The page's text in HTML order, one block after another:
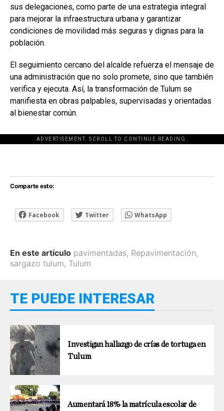
sus delegaciones, como parte de una estrategia integral
para mejorar la infraestructura urbana y garantizar
condiciones de movilidad más seguras y dignas para la
población.
El seguimiento cercano del alcalde refuerza el mensaje de
una administración que no solo promete, sino que también
verifica y ejecuta. Así, la transformación de Tulum se
manifiesta en obras palpables, supervisadas y orientadas
al bienestar común.
ADVERTISEMENT. SCROLL TO CONTINUE READING.
[adsforwp id="243463"]
Comparte esto:
Facebook Twitter WhatsApp
En este artículo pavimentadas, Repavimentación,
sargazo tulum, Tulum
TE PUEDE INTERESAR
Investigan hallazgo de crías de tortuga en
Tulum
Aumentará 18% la matrícula escolar de